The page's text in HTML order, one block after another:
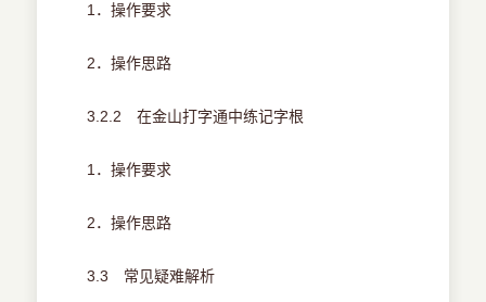
1．操作要求
2．操作思路
3.2.2 在金山打字通中练记字根
1．操作要求
2．操作思路
3.3 常见疑难解析